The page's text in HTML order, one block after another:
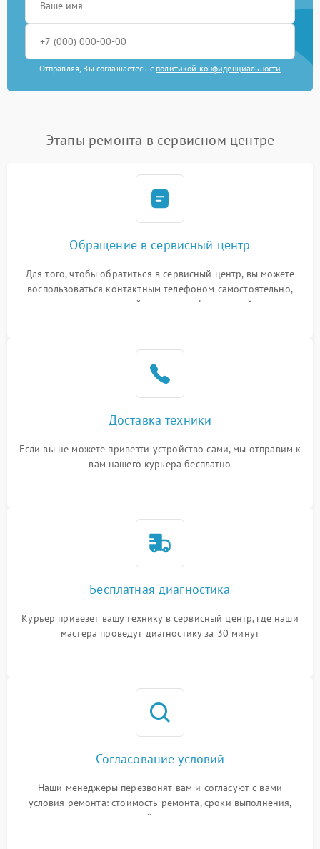
Отправляя, Вы соглашаетесь с политикой конфиденциальности
Этапы ремонта в сервисном центре
Обращение в сервисный центр
Для того, чтобы обратиться в сервисный центр, вы можете
воспользоваться контактным телефоном самостоятельно,
или оставить свой номер телефона на сайте
Доставка техники
Если вы не можете привезти устройство сами, мы отправим к
вам нашего курьера бесплатно
Бесплатная диагностика
Курьер привезет вашу технику в сервисный центр, где наши
мастера проведут диагностику за 30 минут
Согласование условий
Наши менеджеры перезвонят вам и согласуют с вами
условия ремонта: стоимость ремонта, сроки выполнения,
гарантийные условия